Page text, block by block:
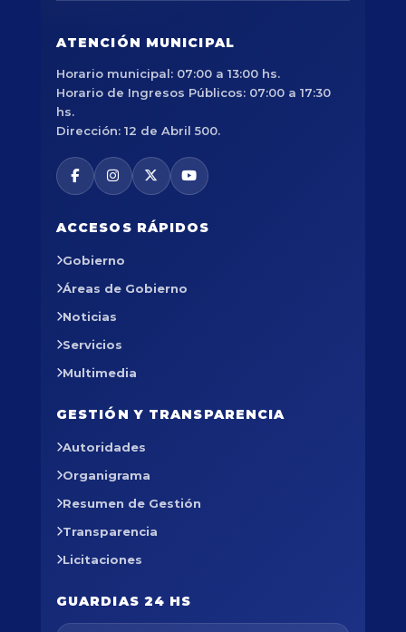
ATENCIÓN MUNICIPAL
Horario municipal: 07:00 a 13:00 hs.
Horario de Ingresos Públicos: 07:00 a 17:30
hs.
Dirección: 12 de Abril 500.
ACCESOS RÁPIDOS
Gobierno
Áreas de Gobierno
Noticias
Servicios
Multimedia
GESTIÓN Y TRANSPARENCIA
Autoridades
Organigrama
Resumen de Gestión
Transparencia
Licitaciones
GUARDIAS 24 HS